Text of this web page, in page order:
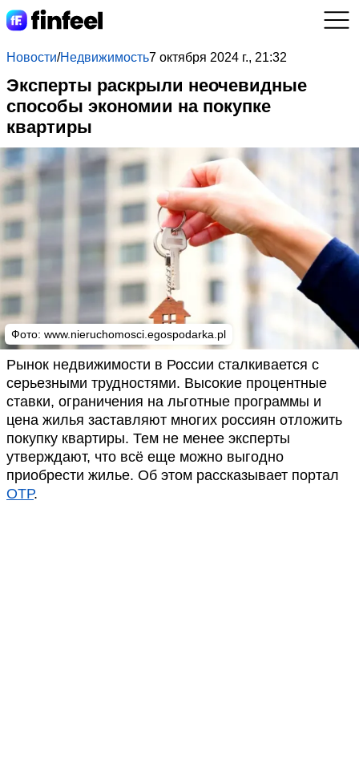
Новости/Недвижимость7 октября 2024 г., 21:32
Эксперты раскрыли неочевидные
способы экономии на покупке
квартиры
Фото: www.nieruchomosci.egospodarka.pl
Рынок недвижимости в России сталкивается с
серьезными трудностями. Высокие процентные
ставки, ограничения на льготные программы и
цена жилья заставляют многих россиян отложить
покупку квартиры. Тем не менее эксперты
утверждают, что всё еще можно выгодно
приобрести жилье. Об этом рассказывает портал
ОТР.